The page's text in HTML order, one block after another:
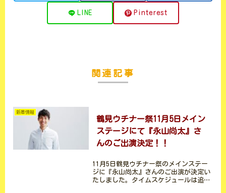
LINE Pinterest
関連記事
新着情報
鶴見ウチナー祭11月5日メイン
ステージにて『永山尚太』さ
んのご出演決定！！
11月5日鶴見ウチナー祭のメインステー
ジに『永山尚太』さんのご出演が決定い
たしました。タイムスケジュールは追っ